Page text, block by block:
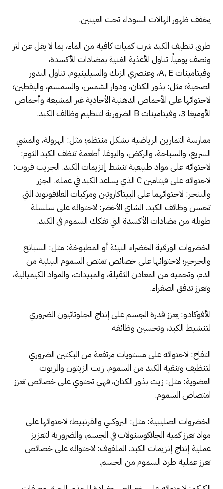
يخفف ظهور الهالات السوداء تحت العينين.
طرق تنظيف الكبد شرب كميات كافية من الماء، بما لا يقل عن لتر
ونصف يومياً. تناول الأغذية الغنية بمضادات الأكسدة،
وفيتامينات A, E، وعنصري الزنك والسيلينيوم. تناول البذور
الصحية؛ مثل: بذور الكتان، ودوار الشمس، والسمسم، واليقطين؛
لاحتوائها على الأحماض الدهنية الأحادية غير المشبعة وأحماض
الأوميغا 3، وفيتامينات B الضرورية لتنظيم وظائف الكبد.
ممارسة التمارين الرياضية بشكل منتظم؛ مثل: الهرولة، والمشي
السريع، والسباحة، والركض، واليوغا. أطعمة تنظف الكبد الثوم:
لاحتوائه على مواد طبيعية تنشط إنزيمات الكبد. الجريب فروت:
لاحتوائه على فيتامين C الذي يساعد الكبد في عمله. الجزر
والبنجر: لاحتوائهما على البيتاكاروتين ومركبات الفلافونويد التي
تحسن وظائف الكبد. الشاي الأخضر: لاحتوائه على سلسلة
طويلة من مضادات الأكسدة التي تفكك السموم في الكبد.
الخضروات الورقية الخضراء النيئة أو المطبوخة: مثل: السبانخ
والجرجير؛ لاحتوائها على خصائص تمتص السموم البيئية من
الدم، وتحميه من المعادن الثقيلة، والمبيدات، والمواد الكيميائية،
وتعزز تدفق الصفراء.
الأفوكادو: يعزز قدرة الجسم على إنتاج الجلوتاثيون الضروري
لتنشيط الكبد، وتحسين وظائفه.
التفاح: لاحتوائه على مستويات مرتفعة من البكتين الضروري
لتنظيف وتنقية الكبد من السموم. زيت الزيتون والزيوت
العضوية: مثل: زيت بذور الكتان، فهي تحتوي على خصائص تعزز
امتصاص السموم.
الخضروات الصليبية: مثل: البروكلي والقرنبيط؛ لاحتوائها على
مواد تعزز كمية الجلاكوسنولات في الجسم، والضرورية لتعزيز
عملية إنتاج إنزيمات الكبد. الملفوف: لاحتوائه على خصائص
تعزز عملية طرد السموم من الجسم.